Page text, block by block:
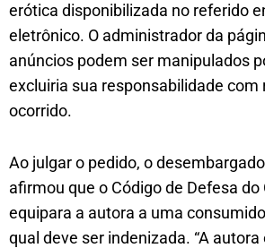
erótica disponibilizada no referido
eletrônico. O administrador da
anúncios podem ser manipulados
excluiria sua responsabilidade com
ocorrido.
Ao julgar o pedido, o
afirmou que o Código de Defesa
equipara a autora a uma
qual deve ser indenizada. “A